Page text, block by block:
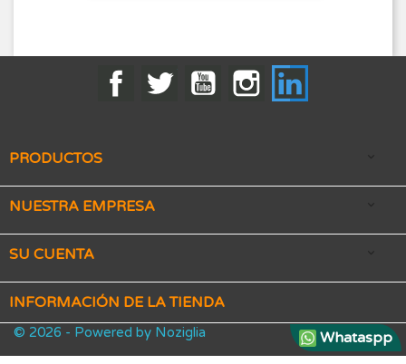
FacebookTwitter YouTubeInstagram
PRODUCTOS 
NUESTRA EMPRESA 
SU CUENTA 
INFORMACIÓN DE LA TIENDA
Whataspp
© 2026 - Powered by Noziglia